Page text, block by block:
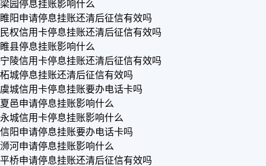
梁园停息挂账影响什么
睢阳申请停息挂账还清后征信有效吗
民权信用卡停息挂账还清后征信有效吗
睢县停息挂账影响什么
宁陵信用卡停息挂账还清后征信有效吗
柘城停息挂账还清后征信有效吗
虞城信用卡停息挂账要办电话卡吗
夏邑申请停息挂账影响什么
永城信用卡停息挂账影响什么
信阳申请停息挂账要办电话卡吗
浉河申请停息挂账影响什么
平桥申请停息挂账还清后征信有效吗